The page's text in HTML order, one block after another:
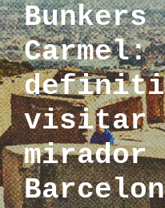
visitar
mirador